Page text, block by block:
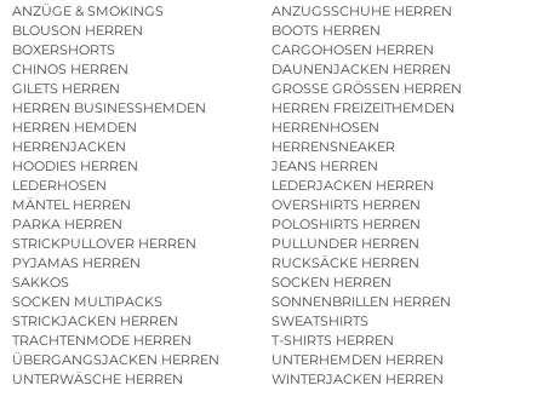
ANZÜGE & SMOKINGS
ANZUGSSCHUHE HERREN
BLOUSON HERREN
BOOTS HERREN
BOXERSHORTS
CARGOHOSEN HERREN
CHINOS HERREN
DAUNENJACKEN HERREN
GILETS HERREN
GROSSE GRÖSSEN HERREN
HERREN BUSINESSHEMDEN
HERREN FREIZEITHEMDEN
HERREN HEMDEN
HERRENHOSEN
HERRENJACKEN
HERRENSNEAKER
HOODIES HERREN
JEANS HERREN
LEDERHOSEN
LEDERJACKEN HERREN
MÄNTEL HERREN
OVERSHIRTS HERREN
PARKA HERREN
POLOSHIRTS HERREN
STRICKPULLOVER HERREN
PULLUNDER HERREN
PYJAMAS HERREN
RUCKSÄCKE HERREN
SAKKOS
SOCKEN HERREN
SOCKEN MULTIPACKS
SONNENBRILLEN HERREN
STRICKJACKEN HERREN
SWEATSHIRTS
TRACHTENMODE HERREN
T-SHIRTS HERREN
ÜBERGANGSJACKEN HERREN
UNTERHEMDEN HERREN
UNTERWÄSCHE HERREN
WINTERJACKEN HERREN